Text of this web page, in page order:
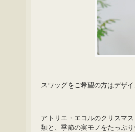
スワッグをご希望の方はデザ
アトリエ・エコルのクリスマ
類と、季節の実モノをたっぷ